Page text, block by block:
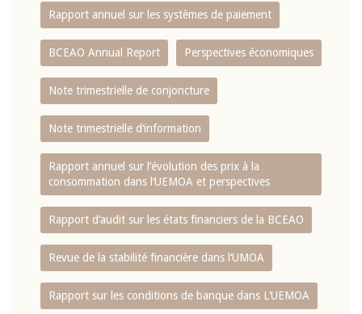
Rapport annuel sur les systèmes de paiement
BCEAO Annual Report Perspectives économiques
Note trimestrielle de conjoncture
Note trimestrielle d‘information
Rapport annuel sur l‘évolution des prix à la
consommation dans l‘UEMOA et perspectives
Rapport d‘audit sur les états financiers de la BCEAO
Revue de la stabilité financière dans l‘UMOA
Rapport sur les conditions de banque dans L‘UEMOA